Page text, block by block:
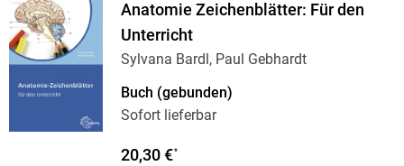
Anatomie Zeichenblätter: Für den
Unterricht
Sylvana Bardl, Paul Gebhardt
Buch (gebunden)
Sofort lieferbar
20,30 €*